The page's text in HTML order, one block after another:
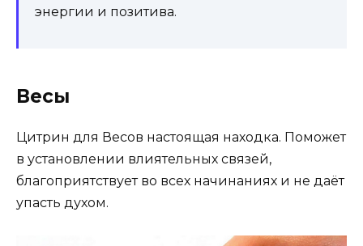
энергии и позитива.
Весы
Цитрин для Весов настоящая находка. Поможет
в установлении влиятельных связей,
благоприятствует во всех начинаниях и не даёт
упасть духом.